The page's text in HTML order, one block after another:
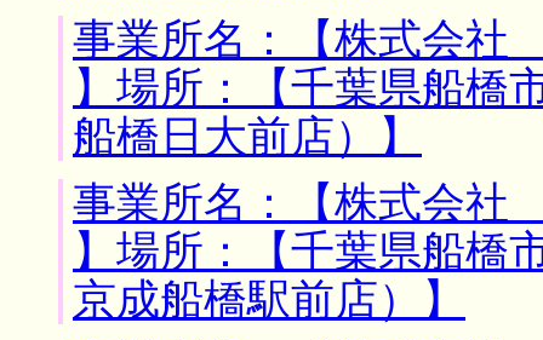
事業所名：【株式会
】場所：【千葉県船橋
船橋日大前店）】
事業所名：【株式会
】場所：【千葉県船橋
京成船橋駅前店）】